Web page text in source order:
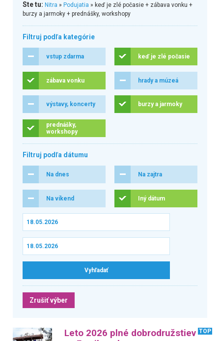
Ste tu: Nitra » Podujatia » keď je zlé počasie + zábava vonku +
burzy a jarmoky + prednášky, workshopy
Filtruj podľa kategórie
vstup zdarma keď je zlé počasie
zábava vonku hrady a múzeá
výstavy, koncerty burzy a jarmoky
prednášky,
workshopy
Filtruj podľa dátumu
Na dnes Na zajtra
Na víkend Iný dátum
Zrušiť výber
Leto 2026 plné dobrodružstiev TOP